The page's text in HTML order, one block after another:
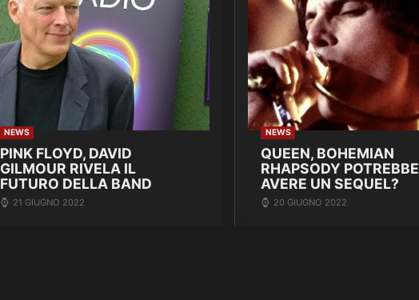
NEWS
PINK FLOYD, DAVID
GILMOUR RIVELA IL
FUTURO DELLA BAND
21 GIUGNO 2022
NEWS
QUEEN, BOHEMIAN
RHAPSODY POTREBBE
AVERE UN SEQUEL?
20 GIUGNO 2022